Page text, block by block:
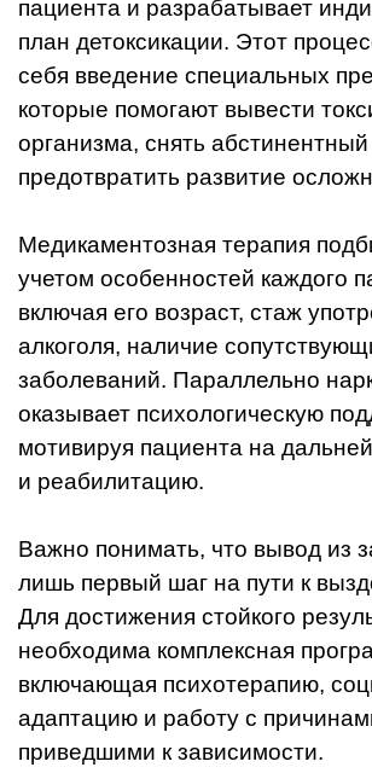
пациента и разрабатывает
план детоксикации. Этот
себя введение специальных
которые помогают вывести
организма, снять
предотвратить развитие
Медикаментозная терапия
учетом особенностей каждого
включая его возраст, стаж
алкоголя, наличие
заболеваний. Параллельно
оказывает психологическую
мотивируя пациента на
и реабилитацию.
Важно понимать, что вывод из
лишь первый шаг на пути к
Для достижения стойкого
необходима комплексная
включающая психотерапию,
адаптацию и работу с
приведшими к зависимости.